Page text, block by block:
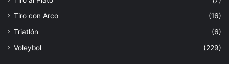
Tiro con Arco
(16)
Triatlón
(6)
Voleybol
(229)